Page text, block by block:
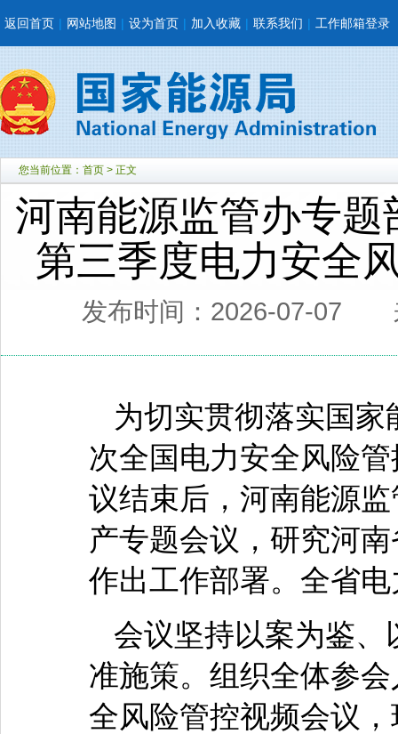
返回首页 | 网站地图 | 设为首页 | 加入收藏 | 联系我们 | 工作邮箱登录
您当前位置： 首页 > 正文
河南能源监管办专题
第三季度电力安全
发布时间：2026-07-07
为切实贯彻落实国
次全国电力安全风险
议结束后，河南能源
产专题会议，研究河
作出工作部署。全省
会议坚持以案为鉴
准施策。组织全体参
全风险管控视频会议